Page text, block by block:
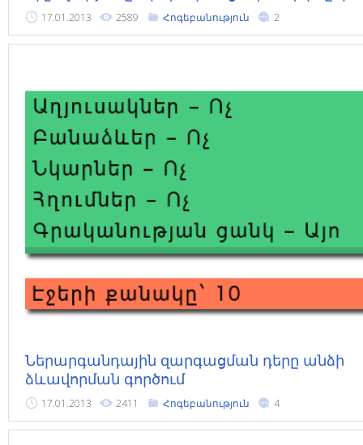
17.01.2013 2589 Հոգեբանություն 2
Ներարգանդային զարգացման դերը անձի
ձևավորման գործում
17.01.2013 2411 Հոգեբանություն 4